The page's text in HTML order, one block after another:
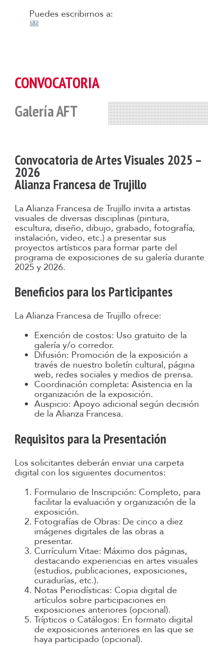
Puedes escribirnos a:
CONVOCATORIA
Galería AFT
Convocatoria de Artes Visuales 2025 –
2026
Alianza Francesa de Trujillo
La Alianza Francesa de Trujillo invita a artistas
visuales de diversas disciplinas (pintura,
escultura, diseño, dibujo, grabado, fotografía,
instalación, video, etc.) a presentar sus
proyectos artísticos para formar parte del
programa de exposiciones de su galería durante
2025 y 2026.
Beneficios para los Participantes
La Alianza Francesa de Trujillo ofrece:
Exención de costos: Uso gratuito de la
galería y/o corredor.
Difusión: Promoción de la exposición a
través de nuestro boletín cultural, página
web, redes sociales y medios de prensa.
Coordinación completa: Asistencia en la
organización de la exposición.
Auspicio: Apoyo adicional según decisión
de la Alianza Francesa.
Requisitos para la Presentación
Los solicitantes deberán enviar una carpeta
digital con los siguientes documentos:
Formulario de Inscripción: Completo, para
facilitar la evaluación y organización de la
exposición.
Fotografías de Obras: De cinco a diez
imágenes digitales de las obras a
presentar.
Currículum Vitae: Máximo dos páginas,
destacando experiencias en artes visuales
(estudios, publicaciones, exposiciones,
curadurías, etc.).
Notas Periodísticas: Copia digital de
artículos sobre participaciones en
exposiciones anteriores (opcional).
Trípticos o Catálogos: En formato digital
de exposiciones anteriores en las que se
haya participado (opcional).